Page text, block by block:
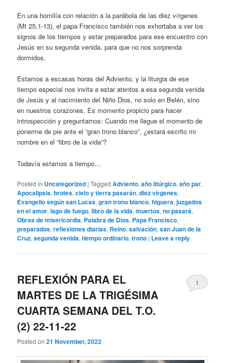
En una homilía con relación a la parábola de las diez vírgenes
(Mt 25,1-13), el papa Francisco también nos exhortaba a ver los
signos de los tiempos y estar preparados para ese encuentro con
Jesús en su segunda venida, para que no nos sorprenda
dormidos.
Estamos a escasas horas del Adviento, y la liturgia de ese
tiempo especial nos invita a estar atentos a esa segunda venida
de Jesús y al nacimiento del Niño Dios, no solo en Belén, sino
en nuestros corazones. Es momento propicio para hacer
introspección y preguntarnos: Cuando me llegue el momento de
ponerme de pie ante el “gran trono blanco”, ¿estará escrito mi
nombre en el “libro de la vida”?
Todavía estamos a tiempo…
Posted in Uncategorized |Tagged Adviento,año litúrgico,año par,
Apocalipsis,brotes,cielo y tierra pasarán,diez vírgenes,
Evangelio según san Lucas,gran trono blanco,higuera,juzgados
en el amor,lago de fuego,libro de la vida,muertos,no pasará,
Obras de misericordia, Palabra de Dios, Papa Francisco,
preparados,reflexiones diarias, Reino,salvación,san Juan de la
Cruz,segunda venida,tiempo ordinario,trono | Leave a reply
REFLEXIÓN PARA EL
MARTES DE LA TRIGÉSIMA
CUARTA SEMANA DEL T.O.
(2) 22-11-22
Posted on21 November, 2022
1